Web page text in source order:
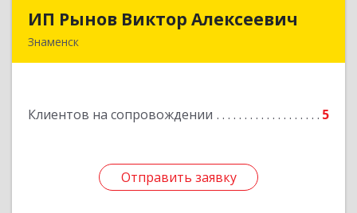
ИП Рынов Виктор Алексеевич
Знаменск
Клиентов на сопровождении 5
Отправить заявку
ИП Рынов Виктор Алексеевич
Отправить заявку